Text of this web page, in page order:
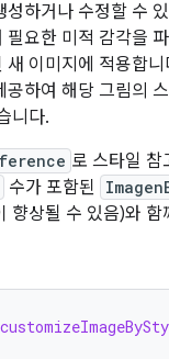
성하거나 수정할 수
필요한 미적 감각을
새 이미지에 적용합
하여 해당 그림의
니다.
로 스타일 참
수가 포함된
향상될 수 있음)와 함